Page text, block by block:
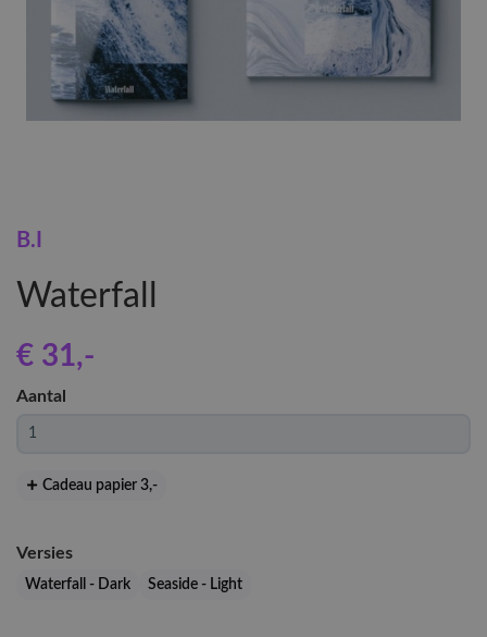
B.I
Waterfall
€ 31,-
Aantal
Cadeau papier 3,-
Versies
Waterfall - Dark Seaside - Light